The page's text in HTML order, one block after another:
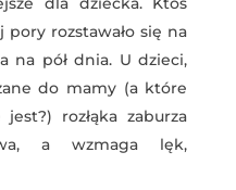
rozstawało się na
na pół dnia. U dzieci,
do mamy (a które
rozłąka zaburza
a wzmaga lęk,